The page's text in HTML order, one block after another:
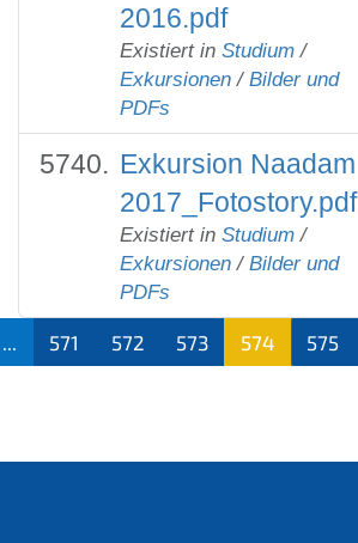
2016.pdf
Existiert in Studium /
Exkursionen / Bilder und
PDFs
Exkursion Naadam
2017_Fotostory.pdf
Existiert in Studium /
Exkursionen / Bilder und
PDFs
571 572 573
574
575